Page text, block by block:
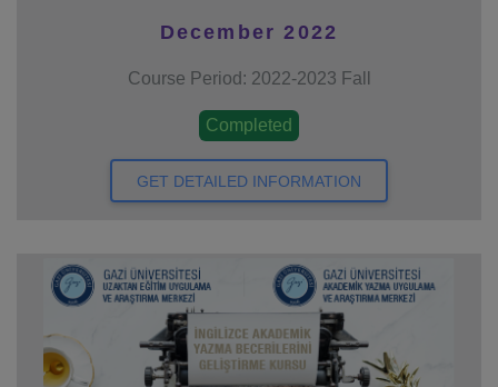
December 2022
Course Period: 2022-2023 Fall
Completed
GET DETAILED INFORMATION